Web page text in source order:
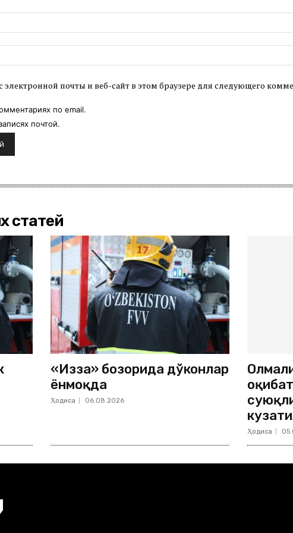
электронной почты и веб-сайт в этом браузере для следующего
по email.
почтой.
статей
«Изза» бозорида дўконлар
ёнмоқда
Ҳодиса 06.08.2026
Ҳодиса